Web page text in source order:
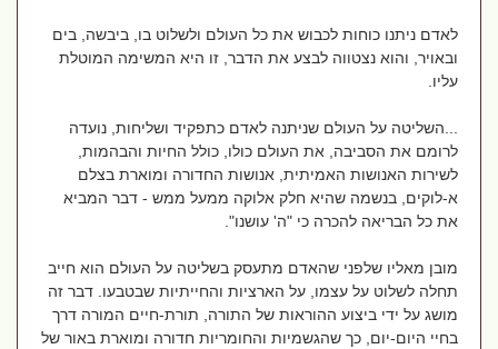
לאדם ניתנו כוחות לכבוש את כל העולם ולשלוט בו, ביבשה, בים
ובאויר, והוא נצטווה לבצע את הדבר, זו היא המשימה המוטלת
עליו.
...השליטה על העולם שניתנה לאדם כתפקיד ושליחות, נועדה
לרומם את הסביבה, את העולם כולו, כולל החיות והבהמות,
לשירות האנושות האמיתית, אנושות החדורה ומוארת בצלם
א-לוקים, בנשמה שהיא חלק אלוקה ממעל ממש - דבר המביא
את כל הבריאה להכרה כי "ה' עושנו".
מובן מאליו שלפני שהאדם מתעסק בשליטה על העולם הוא חייב
תחלה לשלוט על עצמו, על הארציות והחייתיות שבטבעו. דבר זה
מושג על ידי ביצוע ההוראות של התורה, תורת-חיים המורה דרך
בחיי היום-יום, כך שהגשמיות והחומריות חדורה ומוארת באור של